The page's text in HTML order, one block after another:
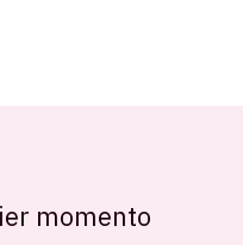
momento